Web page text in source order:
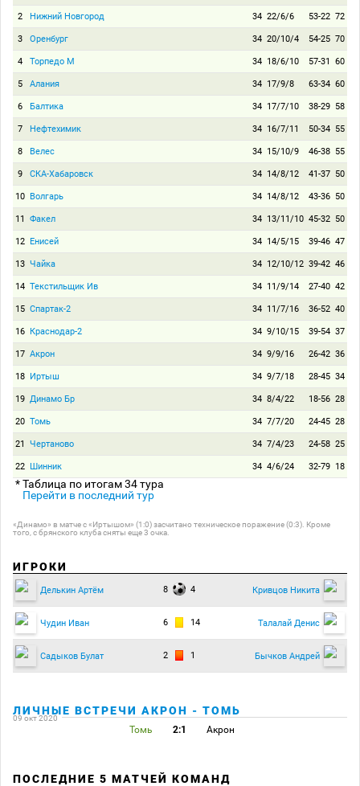
2 Нижний Новгород 34 22/6/6 53-22 72
3 Оренбург 34 20/10/4 54-25 70
4 Торпедо М 34 18/6/10 57-31 60
5 Алания 34 17/9/8 63-34 60
6 Балтика 34 17/7/10 38-29 58
7 Нефтехимик 34 16/7/11 50-34 55
8 Велес 34 15/10/9 46-38 55
9 СКА-Хабаровск 34 14/8/12 41-37 50
10 Волгарь 34 14/8/12 43-36 50
11 Факел 34 13/11/10 45-32 50
12 Енисей 34 14/5/15 39-46 47
13 Чайка 34 12/10/12 39-42 46
14 Текстильщик Ив 34 11/9/14 27-40 42
15 Спартак-2 34 11/7/16 36-52 40
16 Краснодар-2 34 9/10/15 39-54 37
17 Акрон 34 9/9/16 26-42 36
18 Иртыш 34 9/7/18 28-45 34
19 Динамо Бр 34 8/4/22 18-56 28
20 Томь 34 7/7/20 24-45 28
21 Чертаново 34 7/4/23 24-58 25
22 Шинник 34 4/6/24 32-79 18
* Таблица по итогам 34 тура
Перейти в последний тур
«Динамо» в матче с «Иртышом» (1:0) засчитано техническое поражение (0:3). Кроме
того, с брянского клуба сняты еще 3 очка.
ИГРОКИ
Делькин Артём 8 4 Кривцов Никита
Чудин Иван 6 14 Талалай Денис
Садыков Булат 2 1 Бычков Андрей
ЛИЧНЫЕ ВСТРЕЧИ АКРОН - ТОМЬ
09 окт 2020
Томь 2:1 Акрон
ПОСЛЕДНИЕ 5 МАТЧЕЙ КОМАНД